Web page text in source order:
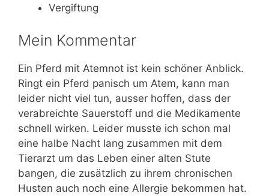
Vergiftung
Mein Kommentar
Ein Pferd mit Atemnot ist kein schöner Anblick.
Ringt ein Pferd panisch um Atem, kann man
leider nicht viel tun, ausser hoffen, dass der
verabreichte Sauerstoff und die Medikamente
schnell wirken. Leider musste ich schon mal
eine halbe Nacht lang zusammen mit dem
Tierarzt um das Leben einer alten Stute
bangen, die zusätzlich zu ihrem chronischen
Husten auch noch eine Allergie bekommen hat.